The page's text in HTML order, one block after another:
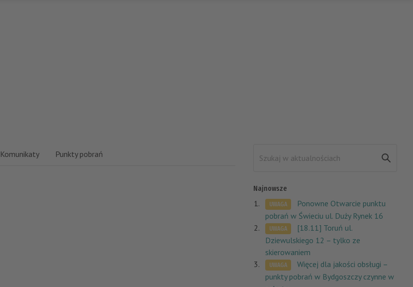
Najnowsze
UWAGA
Ponowne Otwarcie punktu
pobrań w Świeciu ul. Duży Rynek 16
UWAGA
[18.11] Toruń ul.
Dziewulskiego 12 – tylko ze
skierowaniem
UWAGA
Więcej dla jakości obsługi –
punkty pobrań w Bydgoszczy czynne w
Komunikaty Punkty pobrań